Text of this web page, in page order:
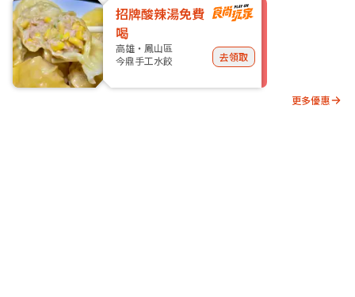
招牌酸辣湯免費
喝
高雄・鳳山區
今鼎手工水餃
去領取
更多優惠